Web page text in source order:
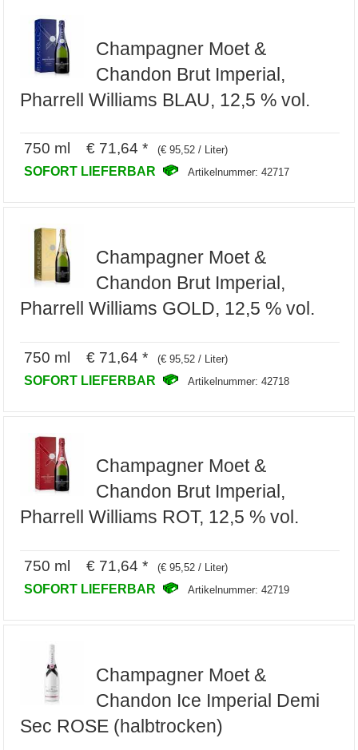
Champagner Moet &
Chandon Brut Imperial,
Pharrell Williams BLAU, 12,5 % vol.
750 ml € 71,64 * (€ 95,52 / Liter)
SOFORT LIEFERBAR Artikelnummer: 42717
Champagner Moet &
Chandon Brut Imperial,
Pharrell Williams GOLD, 12,5 % vol.
750 ml € 71,64 * (€ 95,52 / Liter)
SOFORT LIEFERBAR Artikelnummer: 42718
Champagner Moet &
Chandon Brut Imperial,
Pharrell Williams ROT, 12,5 % vol.
750 ml € 71,64 * (€ 95,52 / Liter)
SOFORT LIEFERBAR Artikelnummer: 42719
Champagner Moet &
Chandon Ice Imperial Demi
Sec ROSE (halbtrocken)